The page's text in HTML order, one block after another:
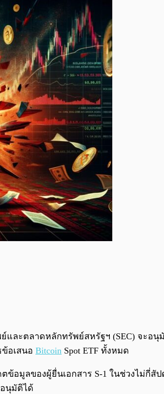
ละตลาดหลักทรัพย์สหรัฐฯ (SEC) จะอนุมั
อเสนอ Bitcoin Spot ETF ทั้งหมด
ข้อมูลของผู้ยื่นเอกสาร S-1 ในช่วงไม่กี่
นุมัติได้